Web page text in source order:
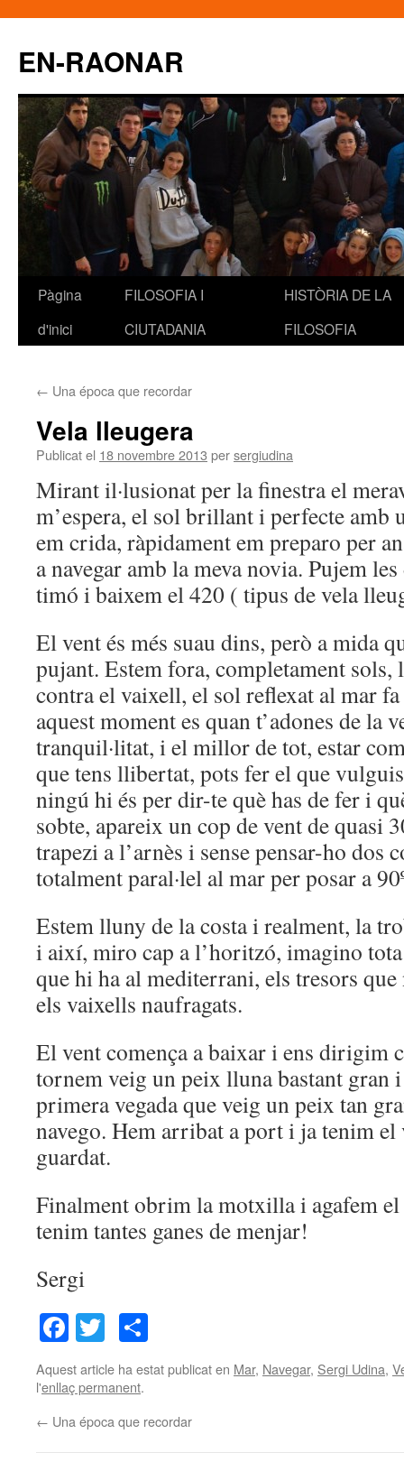
EN-RAONAR
Vés
Pàgina
d'inici
FILOSOFIA I
CIUTADANIA
HISTÒRIA DE LA
FILOSOFIA
← Una época que recordar
Vela lleugera
Publicat el 18 novembre 2013 persergiudina
Mirant il·lusionat per la finestra el
m’espera, el sol brillant i perfecte amb
em crida, ràpidament em preparo per
a navegar amb la meva novia. Pujem
timó i baixem el 420 ( tipus de vela
El vent és més suau dins, però a mida
pujant. Estem fora, completament sols,
contra el vaixell, el sol reflexat al mar
aquest moment es quan t’adones de la
tranquil·litat, i el millor de tot, estar
que tens llibertat, pots fer el que
ningú hi és per dir-te què has de fer i
sobte, apareix un cop de vent de quasi
trapezi a l’arnès i sense pensar-ho dos
totalment paral·lel al mar per posar a
Estem lluny de la costa i realment, la
i així, miro cap a l’horitzó, imagino
que hi ha al mediterrani, els tresors
els vaixells naufragats.
El vent comença a baixar i ens dirigim
tornem veig un peix lluna bastant gran i
primera vegada que veig un peix tan
navego. Hem arribat a port i ja tenim
guardat.
Finalment obrim la motxilla i agafem el
tenim tantes ganes de menjar!
Sergi
Facebook
Twitter
Aquest article ha estat publicat en Mar, Navegar, Sergi Udina,
l'enllaç permanent.
← Una época que recordar